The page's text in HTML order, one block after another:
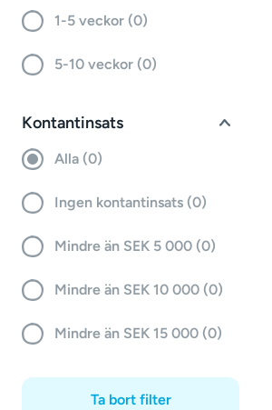
1-5 veckor (0)
5-10 veckor (0)
Kontantinsats
Alla (0)
Ingen kontantinsats (0)
Mindre än SEK 5 000 (0)
Mindre än SEK 10 000 (0)
Mindre än SEK 15 000 (0)
Ta bort filter